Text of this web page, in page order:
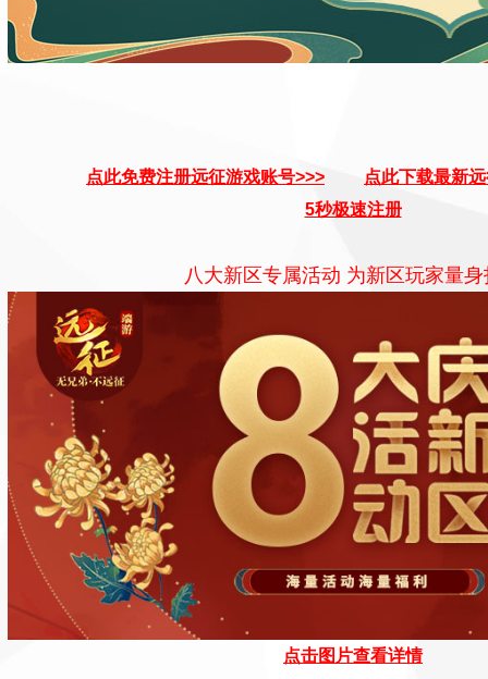
点此免费注册远征游戏账号>>>
点此下载最新
5秒极速注册
八大新区专属活动 为新区玩家量身
点击图片查看详情